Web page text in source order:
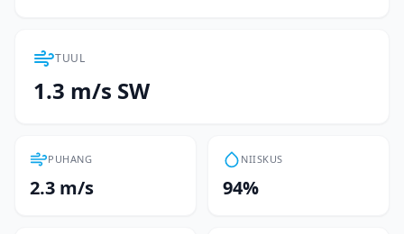
TUUL
1.3 m/s SW
PUHANG
2.3 m/s
NIISKUS
94%